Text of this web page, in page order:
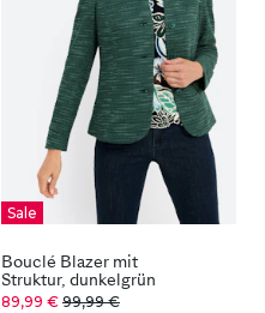
Sale
Bouclé Blazer mit
Struktur, dunkelgrün
89,99 € 99,99 €